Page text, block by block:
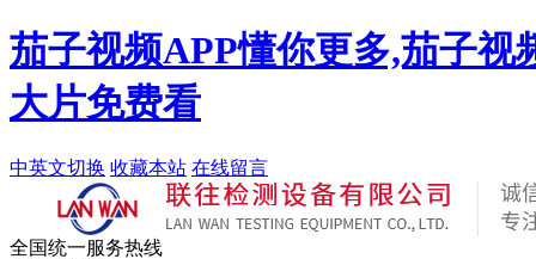
茄子视频APP懂你更多,茄子
大片免费看
中英文切换 收藏本站 在线留言
全国统一服务热线